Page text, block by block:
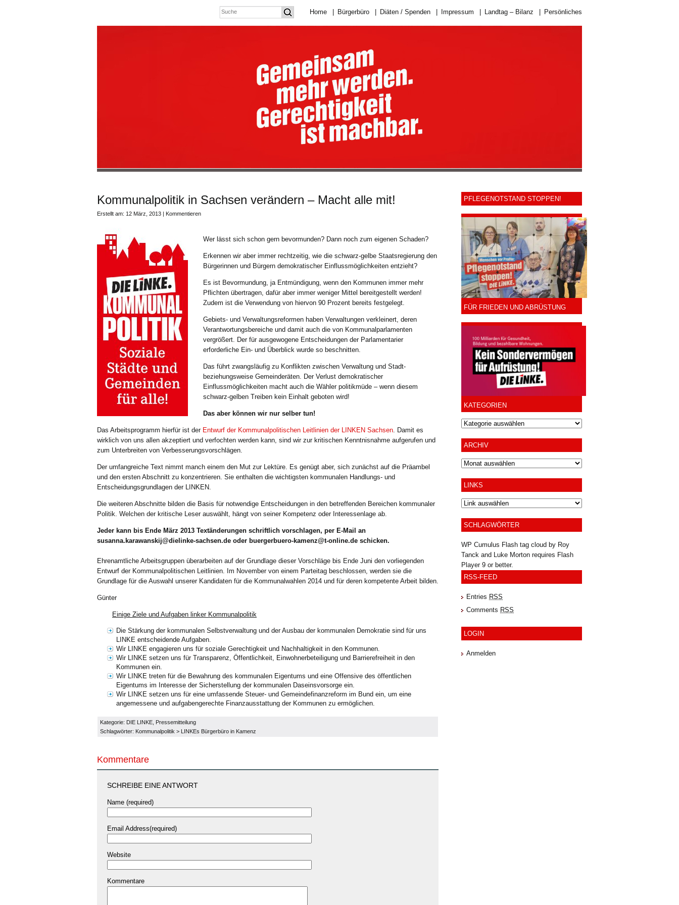
Home Bürgerbüro Diäten / Spenden Impressum Landtag – Bilanz Persönliches
Kommunalpolitik in Sachsen verändern – Macht alle mit!
Erstellt am: 12 März, 2013 | Kommentieren
Wer lässt sich schon gern bevormunden? Dann noch zum eigenen Schaden?
Erkennen wir aber immer rechtzeitig, wie die schwarz-gelbe Staatsregierung den
Bürgerinnen und Bürgern demokratischer Einflussmöglichkeiten entzieht?
Es ist Bevormundung, ja Entmündigung, wenn den Kommunen immer mehr
Pflichten übertragen, dafür aber immer weniger Mittel bereitgestellt werden!
Zudem ist die Verwendung von hiervon 90 Prozent bereits festgelegt.
Gebiets- und Verwaltungsreformen haben Verwaltungen verkleinert, deren
Verantwortungsbereiche und damit auch die von Kommunalparlamenten
vergrößert. Der für ausgewogene Entscheidungen der Parlamentarier
erforderliche Ein- und Überblick wurde so beschnitten.
Das führt zwangsläufig zu Konflikten zwischen Verwaltung und Stadt-
beziehungsweise Gemeinderäten. Der Verlust demokratischer
Einflussmöglichkeiten macht auch die Wähler politikmüde – wenn diesem
schwarz-gelben Treiben kein Einhalt geboten wird!
Das aber können wir nur selber tun!
Das Arbeitsprogramm hierfür ist der Entwurf der Kommunalpolitischen Leitlinien der LINKEN Sachsen. Damit es
wirklich von uns allen akzeptiert und verfochten werden kann, sind wir zur kritischen Kenntnisnahme aufgerufen und
zum Unterbreiten von Verbesserungsvorschlägen.
Der umfangreiche Text nimmt manch einem den Mut zur Lektüre. Es genügt aber, sich zunächst auf die Präambel
und den ersten Abschnitt zu konzentrieren. Sie enthalten die wichtigsten kommunalen Handlungs- und
Entscheidungsgrundlagen der LINKEN.
Die weiteren Abschnitte bilden die Basis für notwendige Entscheidungen in den betreffenden Bereichen kommunaler
Politik. Welchen der kritische Leser auswählt, hängt von seiner Kompetenz oder Interessenlage ab.
Jeder kann bis Ende März 2013 Textänderungen schriftlich vorschlagen, per E-Mail an
susanna.karawanskij@dielinke-sachsen.de oder buergerbuero-kamenz@t-online.de schicken.
Ehrenamtliche Arbeitsgruppen überarbeiten auf der Grundlage dieser Vorschläge bis Ende Juni den vorliegenden
Entwurf der Kommunalpolitischen Leitlinien. Im November von einem Parteitag beschlossen, werden sie die
Grundlage für die Auswahl unserer Kandidaten für die Kommunalwahlen 2014 und für deren kompetente Arbeit bilden.
Günter
Einige Ziele und Aufgaben linker Kommunalpolitik
Die Stärkung der kommunalen Selbstverwaltung und der Ausbau der kommunalen Demokratie sind für uns
LINKE entscheidende Aufgaben.
Wir LINKE engagieren uns für soziale Gerechtigkeit und Nachhaltigkeit in den Kommunen.
Wir LINKE setzen uns für Transparenz, Öffentlichkeit, Einwohnerbeteiligung und Barrierefreiheit in den
Kommunen ein.
Wir LINKE treten für die Bewahrung des kommunalen Eigentums und eine Offensive des öffentlichen
Eigentums im Interesse der Sicherstellung der kommunalen Daseinsvorsorge ein.
Wir LINKE setzen uns für eine umfassende Steuer- und Gemeindefinanzreform im Bund ein, um eine
angemessene und aufgabengerechte Finanzausstattung der Kommunen zu ermöglichen.
Kategorie: DIE LINKE Pressemitteilung
Schlagwörter: Kommunalpolitik > LINKEs Bürgerbüro in Kamenz
Kommentare
SCHREIBE EINE ANTWORT
Name (required)
Email Address(required)
Website
Kommentare
PFLEGENOTSTAND STOPPEN!
FÜR FRIEDEN UND ABRÜSTUNG
KATEGORIEN
ARCHIV
Archiv
LINKS
SCHLAGWÖRTER
WP Cumulus Flash tag cloud by Roy
Tanck and Luke Morton requires Flash
Player9 or better.
RSS-FEED
Entries RSS
Comments RSS
LOGIN
Anmelden